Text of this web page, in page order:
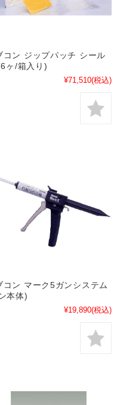
コン ジップパッチ シール
ヶ/箱入り)
¥71,510(税込)
コン マーク5ガンシステム
本体)
¥19,890(税込)